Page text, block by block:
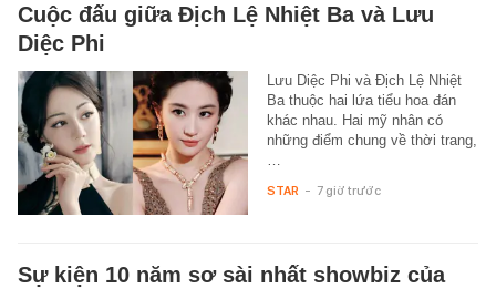
Cuộc đấu giữa Địch Lệ Nhiệt Ba và Lưu
Diệc Phi
Lưu Diệc Phi và Địch Lệ Nhiệt
Ba thuộc hai lứa tiểu hoa đán
khác nhau. Hai mỹ nhân có
những điểm chung về thời trang,
STAR - 7 giờ trước
Sự kiện 10 năm sơ sài nhất showbiz của